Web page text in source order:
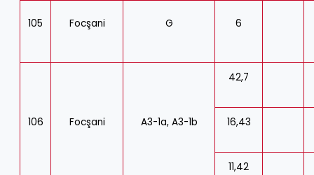
105 Focşani G 6
106 Focşani A3-1a, A3-1b
42,7
16,43
11,42